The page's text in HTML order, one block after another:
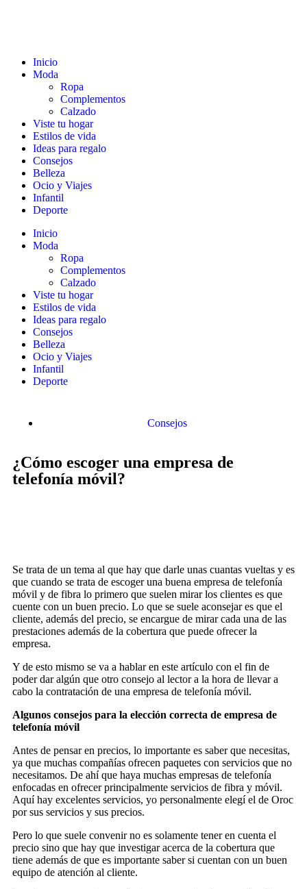
Inicio
Moda
Ropa
Complementos
Calzado
Viste tu hogar
Estilos de vida
Ideas para regalo
Consejos
Belleza
Ocio y Viajes
Infantil
Deporte
Inicio
Moda
Ropa
Complementos
Calzado
Viste tu hogar
Estilos de vida
Ideas para regalo
Consejos
Belleza
Ocio y Viajes
Infantil
Deporte
Consejos
¿Cómo escoger una empresa de
telefonía móvil?
Se trata de un tema al que hay que darle unas cuantas vueltas y es
que cuando se trata de escoger una buena empresa de telefonía
móvil y de fibra lo primero que suelen mirar los clientes es que
cuente con un buen precio. Lo que se suele aconsejar es que el
cliente, además del precio, se encargue de mirar cada una de las
prestaciones además de la cobertura que puede ofrecer la
empresa.
Y de esto mismo se va a hablar en este artículo con el fin de
poder dar algún que otro consejo al lector a la hora de llevar a
cabo la contratación de una empresa de telefonía móvil.
Algunos consejos para la elección correcta de empresa de
telefonía móvil
Antes de pensar en precios, lo importante es saber que necesitas,
ya que muchas compañías ofrecen paquetes con servicios que no
necesitamos. De ahí que haya muchas empresas de telefonía
enfocadas en ofrecer principalmente servicios de fibra y móvil.
Aquí hay excelentes servicios, yo personalmente elegí el de Oroc
por sus servicios y sus precios.
Pero lo que suele convenir no es solamente tener en cuenta el
precio sino que hay que investigar acerca de la cobertura que
tiene además de que es importante saber si cuentan con un buen
equipo de atención al cliente.